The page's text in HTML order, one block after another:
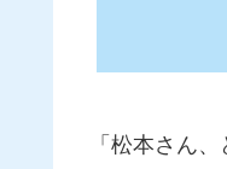
「松本さん